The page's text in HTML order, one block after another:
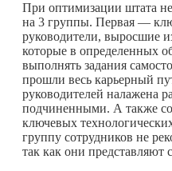
При оптимизации штата
на 3 группы. Первая —
руководители, выросшие
которые в определенных
выполнять задания
прошли весь карьерный
руководителей налажена
подчиненными. А также
ключевых
группу сотрудников не
так как они представляют